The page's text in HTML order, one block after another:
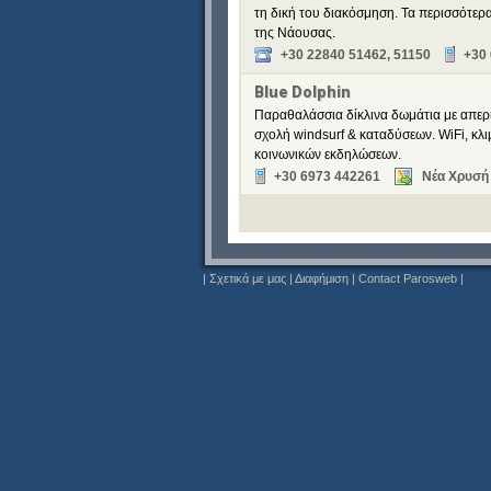
τη δική του διακόσμηση. Τα
της Νάουσας.
+30 22840 51462, 51150
+30
Blue Dolphin
Παραθαλάσσια δίκλινα δωμάτια με
σχολή windsurf & καταδύσεων. WiFi,
κοινωνικών εκδηλώσεων.
+30 6973 442261
Νέα Χρυσή
| Σχετικά με μας | Διαφήμιση | Contact Parosweb |